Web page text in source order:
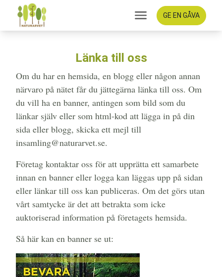
GE EN GÅVA
Länka till oss
Om du har en hemsida, en blogg eller någon annan
närvaro på nätet får du jättegärna länka till oss. Om
du vill ha en banner, antingen som bild som du
länkar själv eller som html-kod att lägga in på din
sida eller blogg, skicka ett mejl till
insamling@naturarvet.se.
Företag kontaktar oss för att upprätta ett samarbete
innan en banner eller logga kan läggas upp på sidan
eller länkar till oss kan publiceras. Om det görs utan
vårt samtycke är det att betrakta som icke
auktoriserad information på företagets hemsida.
Så här kan en banner se ut: